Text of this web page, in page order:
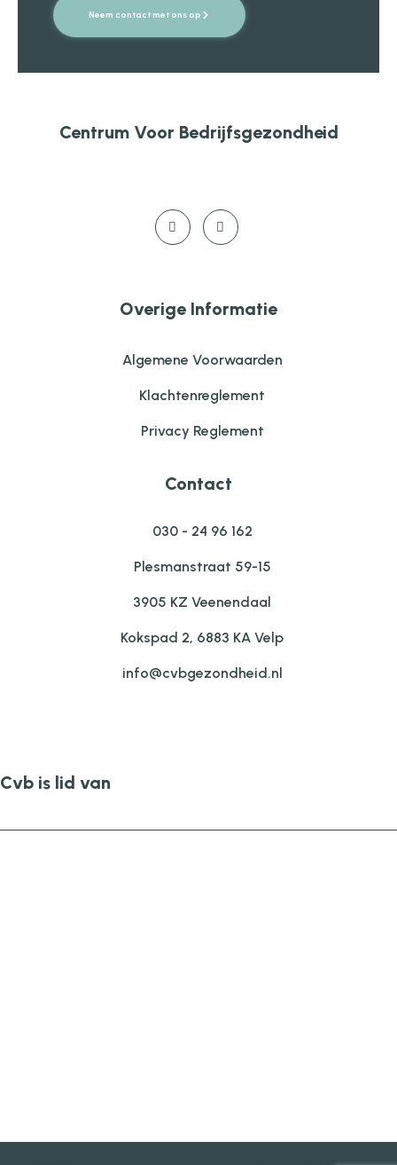
Neem contact met ons op
Centrum Voor Bedrijfsgezondheid
Overige Informatie
Algemene Voorwaarden
Klachtenreglement
Privacy Reglement
Contact
030 - 24 96 162
Plesmanstraat 59-15
3905 KZ Veenendaal
Kokspad 2, 6883 KA Velp
info@cvbgezondheid.nl
Cvb is lid van